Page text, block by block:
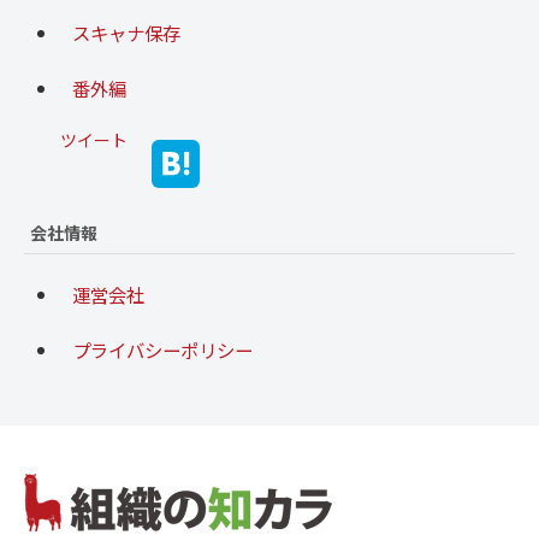
スキャナ保存
番外編
ツイート
会社情報
運営会社
プライバシーポリシー